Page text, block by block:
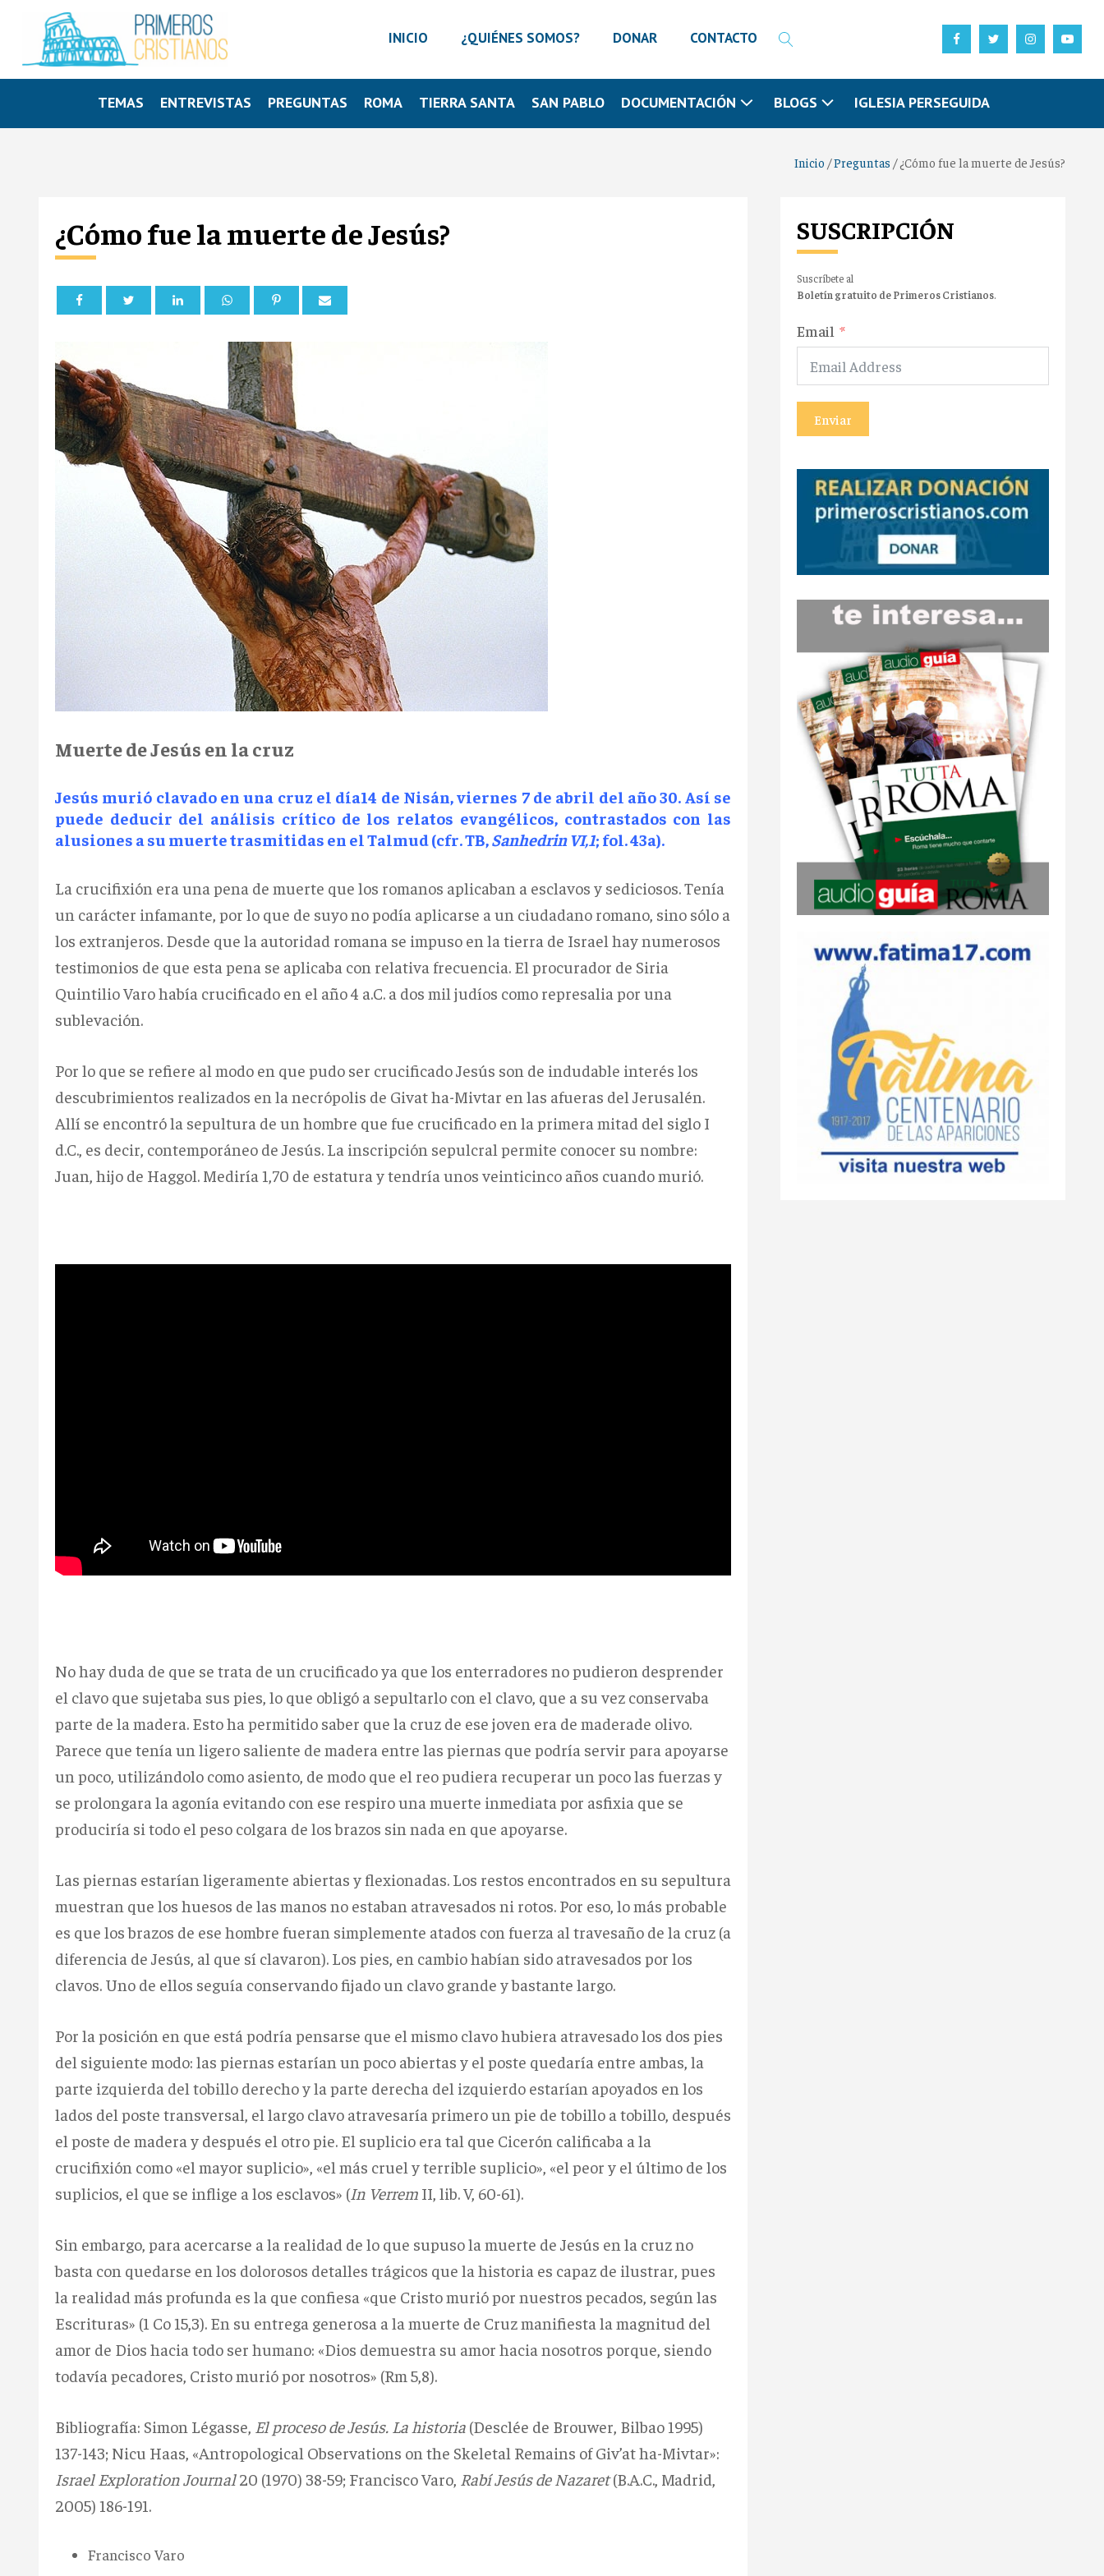
INICIO ¿QUIÉNES SOMOS? DONAR CONTACTO
TEMAS ENTREVISTAS PREGUNTAS ROMA TIERRA SANTA SAN PABLO DOCUMENTACIÓN BLOGS IGLESIA PERSEGUIDA
Inicio /Preguntas /¿Cómo fue la muerte de Jesús?
¿Cómo fue la muerte de Jesús?
Muerte de Jesús en la cruz
Jesús murió clavado en una cruz el día14 de Nisán, viernes 7 de abril del año 30. Así se
puede deducir del análisis crítico de los relatos evangélicos, contrastados con las
alusiones a su muerte trasmitidas en el Talmud (cfr. TB,Sanhedrin VI,1; fol. 43a).
La crucifixión era una pena de muerte que los romanos aplicaban a esclavos y sediciosos. Tenía
un carácter infamante, por lo que de suyo no podía aplicarse a un ciudadano romano, sino sólo a
los extranjeros. Desde que la autoridad romana se impuso en la tierra de Israel hay numerosos
testimonios de que esta pena se aplicaba con relativa frecuencia. El procurador de Siria
Quintilio Varo había crucificado en el año 4 a.C. a dos mil judíos como represalia por una
sublevación.
Por lo que se refiere al modo en que pudo ser crucificado Jesús son de indudable interés los
descubrimientos realizados en la necrópolis de Givat ha-Mivtar en las afueras del Jerusalén.
Allí se encontró la sepultura de un hombre que fue crucificado en la primera mitad del siglo I
d.C., es decir, contemporáneo de Jesús. La inscripción sepulcral permite conocer su nombre:
Juan, hijo de Haggol. Mediría 1,70 de estatura y tendría unos veinticinco años cuando murió.
No hay duda de que se trata de un crucificado ya que los enterradores no pudieron desprender
el clavo que sujetaba sus pies, lo que obligó a sepultarlo con el clavo, que a su vez conservaba
parte de la madera. Esto ha permitido saber que la cruz de ese joven era de maderade olivo.
Parece que tenía un ligero saliente de madera entre las piernas que podría servir para apoyarse
un poco, utilizándolo como asiento, de modo que el reo pudiera recuperar un poco las fuerzas y
se prolongara la agonía evitando con ese respiro una muerte inmediata por asfixia que se
produciría si todo el peso colgara de los brazos sin nada en que apoyarse.
Las piernas estarían ligeramente abiertas y flexionadas. Los restos encontrados en su sepultura
muestran que los huesos de las manos no estaban atravesados ni rotos. Por eso, lo más probable
es que los brazos de ese hombre fueran simplemente atados con fuerza al travesaño de la cruz (a
diferencia de Jesús, al que sí clavaron). Los pies, en cambio habían sido atravesados por los
clavos. Uno de ellos seguía conservando fijado un clavo grande y bastante largo.
Por la posición en que está podría pensarse que el mismo clavo hubiera atravesado los dos pies
del siguiente modo: las piernas estarían un poco abiertas y el poste quedaría entre ambas, la
parte izquierda del tobillo derecho y la parte derecha del izquierdo estarían apoyados en los
lados del poste transversal, el largo clavo atravesaría primero un pie de tobillo a tobillo, después
el poste de madera y después el otro pie. El suplicio era tal que Cicerón calificaba a la
crucifixión como «el mayor suplicio», «el más cruel y terrible suplicio», «el peor y el último de los
suplicios, el que se inflige a los esclavos» (In Verrem II, lib. V, 60-61).
Sin embargo, para acercarse a la realidad de lo que supuso la muerte de Jesús en la cruz no
basta con quedarse en los dolorosos detalles trágicos que la historia es capaz de ilustrar, pues
la realidad más profunda es la que confiesa «que Cristo murió por nuestros pecados, según las
Escrituras» (1 Co 15,3). En su entrega generosa a la muerte de Cruz manifiesta la magnitud del
amor de Dios hacia todo ser humano: «Dios demuestra su amor hacia nosotros porque, siendo
todavía pecadores, Cristo murió por nosotros» (Rm 5,8).
Bibliografía: Simon Légasse, El proceso de Jesús. La historia (Desclée de Brouwer, Bilbao 1995)
137-143; Nicu Haas, «Antropological Observations on the Skeletal Remains of Giv’at ha-Mivtar»:
Israel Exploration Journal20 (1970) 38-59; Francisco Varo, Rabí Jesús de Nazaret(B.A.C., Madrid,
2005) 186-191.
Francisco Varo
SUSCRIPCIÓN
Suscríbete al
Boletín gratuito de Primeros Cristianos.
Email
Enviar